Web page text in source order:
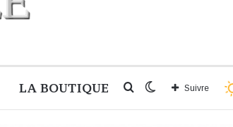
LA BOUTIQUE Suivre
Switch
Rechercher